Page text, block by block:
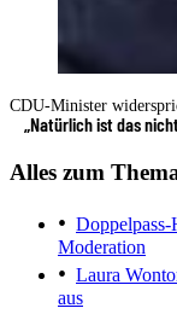
CDU-Minister
„Natürlich ist das
Alles zum
Doppelpass-
Moderation
Laura
aus